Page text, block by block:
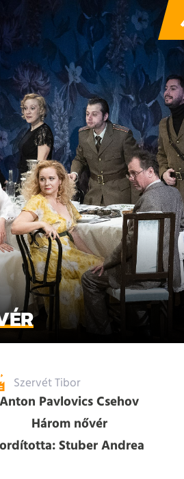
Szervét Tibor
Anton Pavlovics Csehov
Három nővér
Stuber Andrea